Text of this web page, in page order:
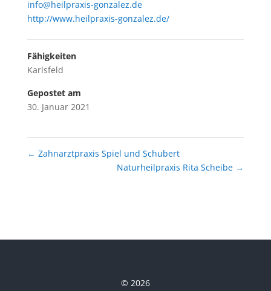
info@heilpraxis-gonzalez.de
http://www.heilpraxis-gonzalez.de/
Fähigkeiten
Karlsfeld
Gepostet am
30. Januar 2021
← Zahnarztpraxis Spiel und Schubert
Naturheilpraxis Rita Scheibe →
© 2026